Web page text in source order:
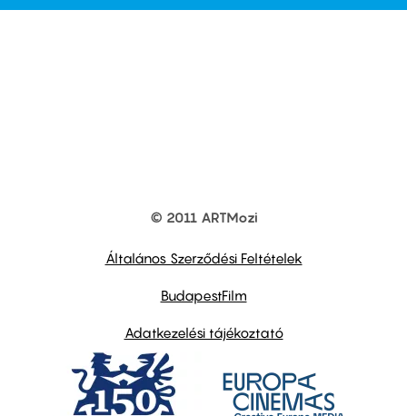
© 2011 ARTMozi
Általános Szerződési Feltételek
BudapestFilm
Adatkezelési tájékoztató